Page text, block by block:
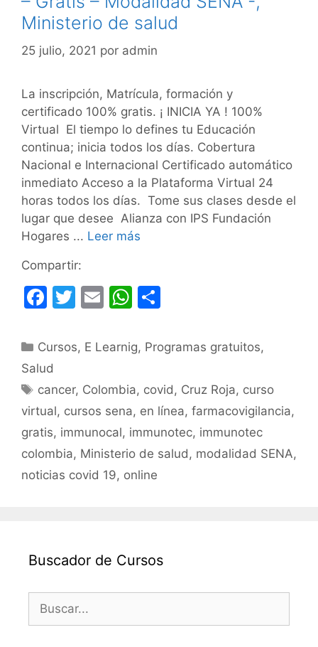
Ministerio de salud
25 julio, 2021 por admin
La inscripción, Matrícula, formación y
certificado 100% gratis. ¡ INICIA YA ! 100%
Virtual El tiempo lo defines tu Educación
continua; inicia todos los días. Cobertura
Nacional e Internacional Certificado automático
inmediato Acceso a la Plataforma Virtual 24
horas todos los días. Tome sus clases desde el
lugar que desee Alianza con IPS Fundación
Hogares ... Leer más
Compartir:
F
c
e
b
o
o
k
T
itt
E
ai
W
at
A
p
p
m
ar
tir
Categorías
Cursos, E Learnig, Programas gratuitos,
Salud
Etiquetas
cancer, Colombia, covid , Cruz Roja, curso
virtual, cursos sena, en línea, farmacovigilancia,
gratis, immunocal, immunotec, immunotec
colombia, Ministerio de salud , modalidad SENA,
noticias covid 19, online
Buscador de Cursos